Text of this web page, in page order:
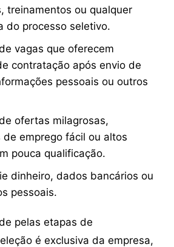
treinamentos ou qualquer
do processo seletivo.
vagas que oferecem
contratação após envio de
pessoais ou outros
ofertas milagrosas,
de emprego fácil ou altos
pouca qualificação.
dinheiro, dados bancários ou
pessoais.
pelas etapas de
é exclusiva da empresa,